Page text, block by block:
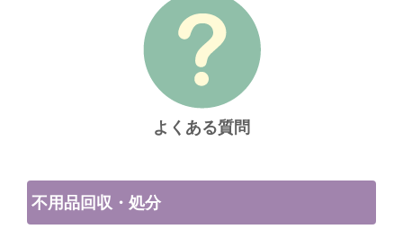
よくある質問
不用品回収・処分